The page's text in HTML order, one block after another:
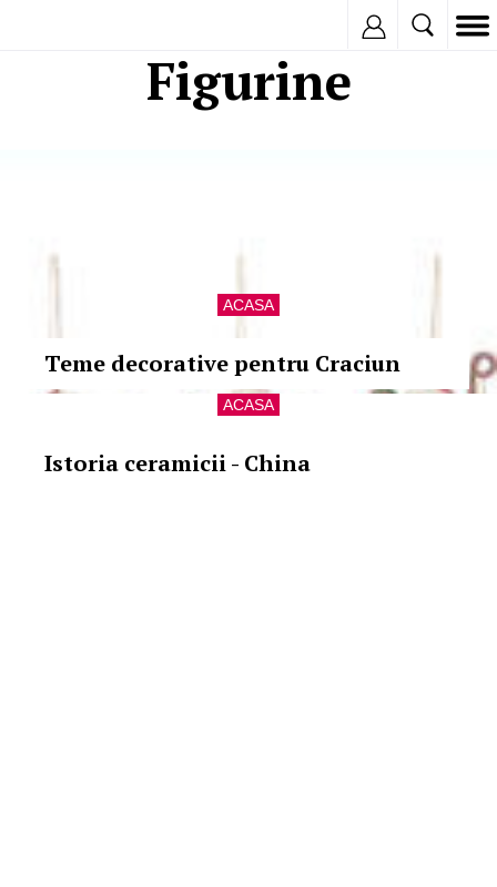
Figurine
ACASA
Teme decorative pentru Craciun
ACASA
Istoria ceramicii - China